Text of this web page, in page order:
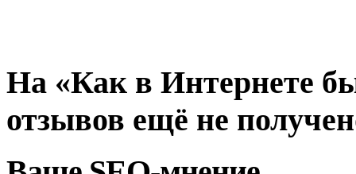
На «Как в Интернете
отзывов ещё не